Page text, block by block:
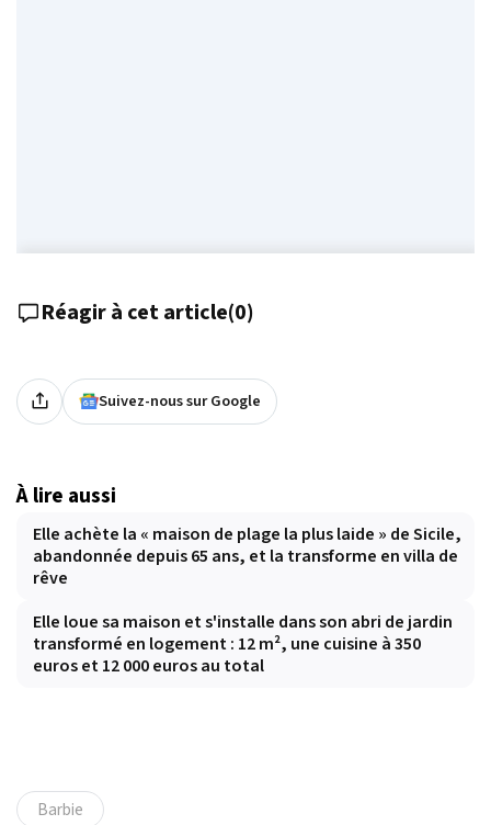
Réagir à cet article(0)
Suivez-nous sur Google
À lire aussi
Elle achète la « maison de plage la plus laide » de Sicile,
abandonnée depuis 65 ans, et la transforme en villa de
rêve
Elle loue sa maison et s'installe dans son abri de jardin
transformé en logement : 12 m², une cuisine à 350
euros et 12 000 euros au total
Barbie